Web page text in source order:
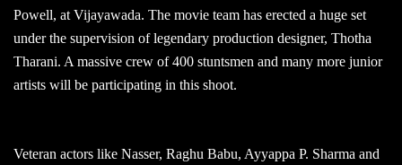
Powell, at Vijayawada. The movie team has erected a huge set
under the supervision of legendary production designer, Thotha
Tharani. A massive crew of 400 stuntsmen and many more junior
artists will be participating in this shoot.
Veteran actors like Nasser, Raghu Babu, Ayyappa P. Sharma and